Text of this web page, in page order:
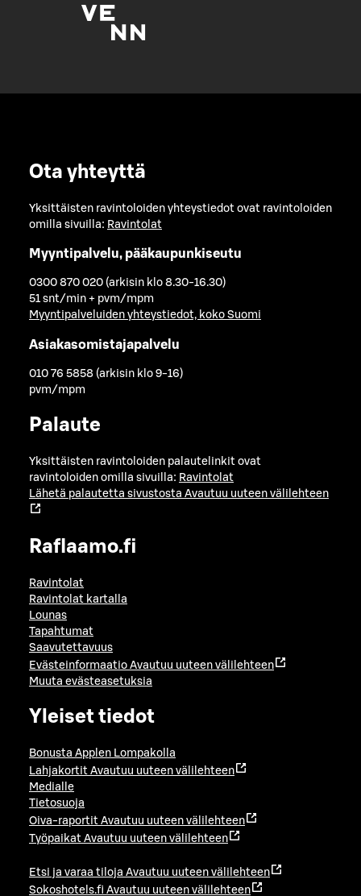
Ota yhteyttä
Yksittäisten ravintoloiden yhteystiedot ovat ravintoloiden
omilla sivuilla: Ravintolat
Myyntipalvelu, pääkaupunkiseutu
0300 870 020 (arkisin klo 8.30-16.30)
51 snt/min + pvm/mpm
Myyntipalveluiden yhteystiedot, koko Suomi
Asiakasomistajapalvelu
010 76 5858 (arkisin klo 9-16)
pvm/mpm
Palaute
Yksittäisten ravintoloiden palautelinkit ovat
ravintoloiden omilla sivuilla: Ravintolat
Lähetä palautetta sivustosta Avautuu uuteen välilehteen
Raflaamo.fi
Ravintolat
Ravintolat kartalla
Lounas
Tapahtumat
Saavutettavuus
Evästeinformaatio Avautuu uuteen välilehteen
Muuta evästeasetuksia
Yleiset tiedot
Bonusta Applen Lompakolla
Lahjakortit Avautuu uuteen välilehteen
Medialle
Tietosuoja
Oiva-raportit Avautuu uuteen välilehteen
Työpaikat Avautuu uuteen välilehteen
Etsi ja varaa tiloja Avautuu uuteen välilehteen
Sokoshotels.fi Avautuu uuteen välilehteen